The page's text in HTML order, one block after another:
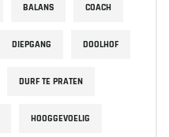
BALANS COACH
DIEPGANG DOOLHOF
DURF TE PRATEN
HOOGGEVOELIG